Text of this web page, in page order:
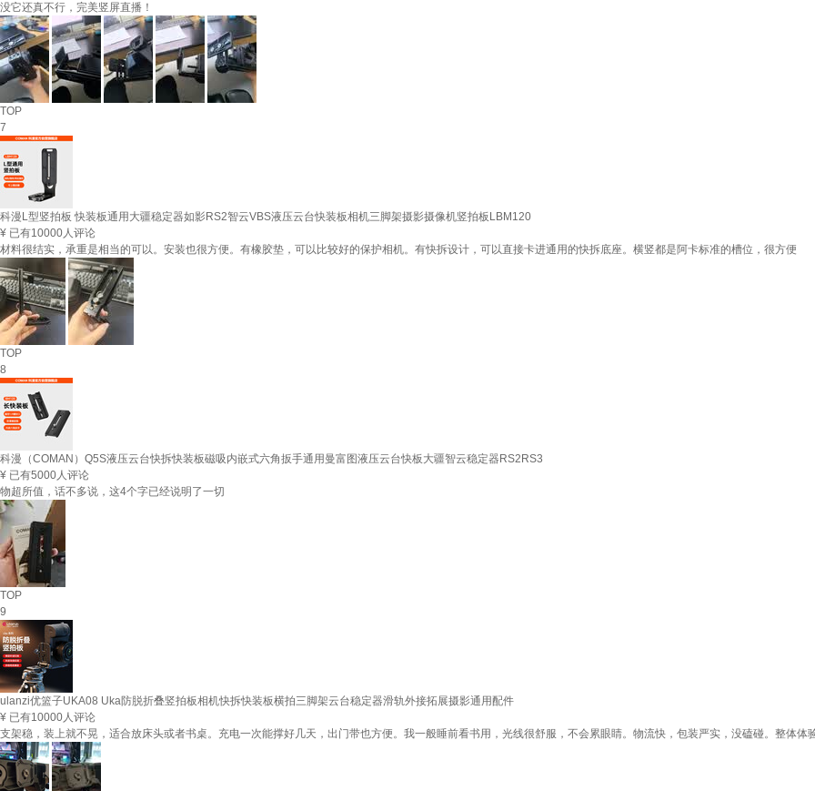
没它还真不行，完美竖屏直播！
TOP
7
科漫L型竖拍板 快装板通用大疆稳定器如影RS2智云VBS液压云台快装板相机三脚架摄影摄像机竖拍板LBM120
¥ 已有10000人评论
材料很结实，承重是相当的可以。安装也很方便。有橡胶垫，可以比较好的保护相机。有快拆设计，可以直接卡进通用的快拆底座。横竖都是阿卡标准的槽位，很方便
TOP
8
科漫（COMAN）Q5S液压云台快拆快装板磁吸内嵌式六角扳手通用曼富图液压云台快板大疆智云稳定器RS2RS3
¥ 已有5000人评论
物超所值，话不多说，这4个字已经说明了一切
TOP
9
ulanzi优篮子UKA08 Uka防脱折叠竖拍板相机快拆快装板横拍三脚架云台稳定器滑轨外接拓展摄影通用配件
¥ 已有10000人评论
支架稳，装上就不晃，适合放床头或者书桌。充电一次能撑好几天，出门带也方便。我一般睡前看书用，光线很舒服，不会累眼睛。物流快，包装严实，没磕碰。整体体